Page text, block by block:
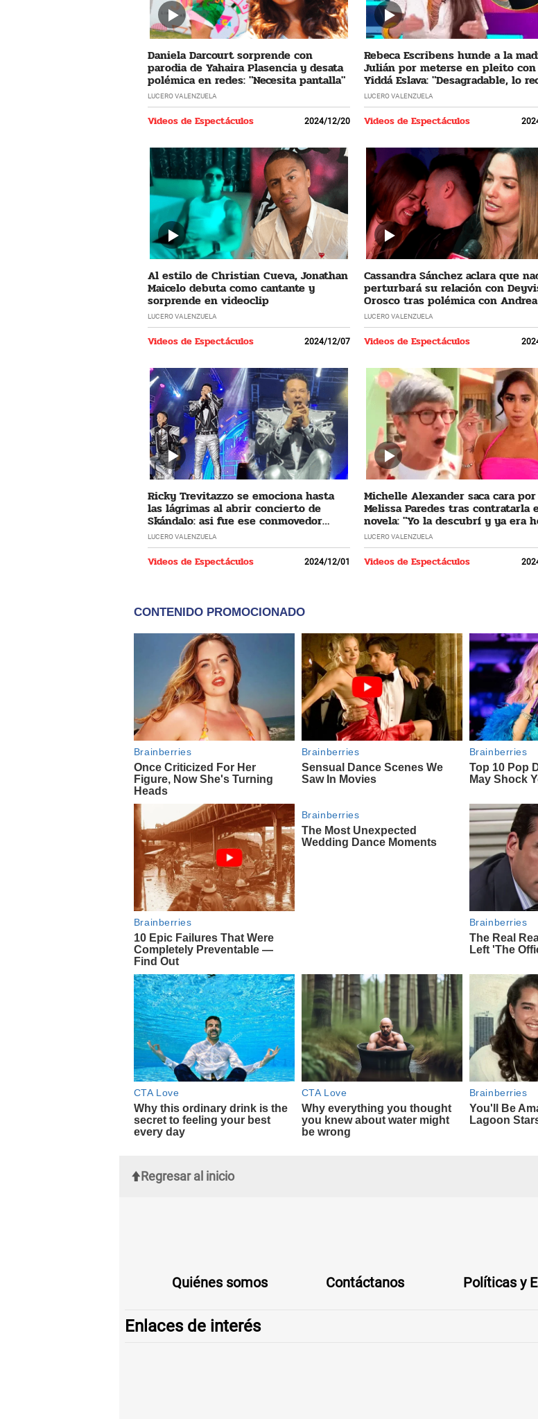
Daniela Darcourt sorprende con
parodia de Yahaira Plasencia y desata
polémica en redes: "Necesita pantalla"
LUCERO VALENZUELA
Videos de Espectáculos 2024/12/20
Rebeca Escribens hunde a la
Julián por meterse en pleito con
Yiddá Eslava: "Desagradable, lo
profundamente"
LUCERO VALENZUELA
Videos de Espectáculos
Al estilo de Christian Cueva, Jonathan
Maicelo debuta como cantante y
sorprende en videoclip
LUCERO VALENZUELA
Videos de Espectáculos 2024/12/07
Cassandra Sánchez aclara que
perturbará su relación con
Orosco tras polémica con
Martín
LUCERO VALENZUELA
Videos de Espectáculos
Ricky Trevitazzo se emociona hasta
las lágrimas al abrir concierto de
Skándalo: asi fue ese conmovedor
momento
LUCERO VALENZUELA
Videos de Espectáculos 2024/12/01
Michelle Alexander saca cara por
Melissa Paredes tras contratarla
novela: "Yo la descubrí y ya era
que regrese"
LUCERO VALENZUELA
Videos de Espectáculos
Regresar al inicio
Quiénes somos Contáctanos Políticas y
Enlaces de interés